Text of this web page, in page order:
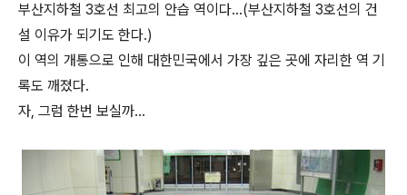
부산지하철 3호선 최고의 안습 역이다...(부산지하철 3호선의 건
설 이유가 되기도 한다.)
이 역의 개통으로 인해 대한민국에서 가장 깊은 곳에 자리한 역 기
록도 깨졌다.
자, 그럼 한번 보실까...